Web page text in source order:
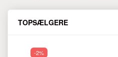
TOPSÆLGERE
-2%